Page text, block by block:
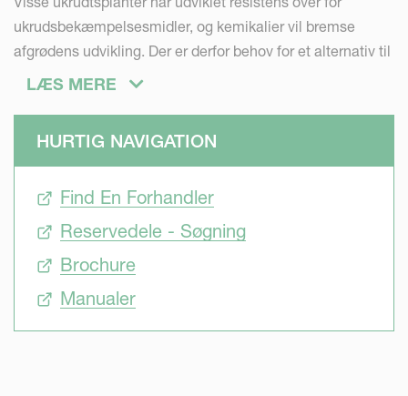
ukrudsbekæmpelsesmidler, og kemikalier vil bremse
afgrødens udvikling. Der er derfor behov for et alternativ til
effektiv ukrudtsbekæmpelse under forskellige forhold. Den
ukrudtsbekæmpelse. Den erstatter og/eller udvider
anvendelsen af kemisk afgrødepleje.
LÆS MERE
HURTIG NAVIGATION
Find En Forhandler
Reservedele - Søgning
Brochure
Manualer